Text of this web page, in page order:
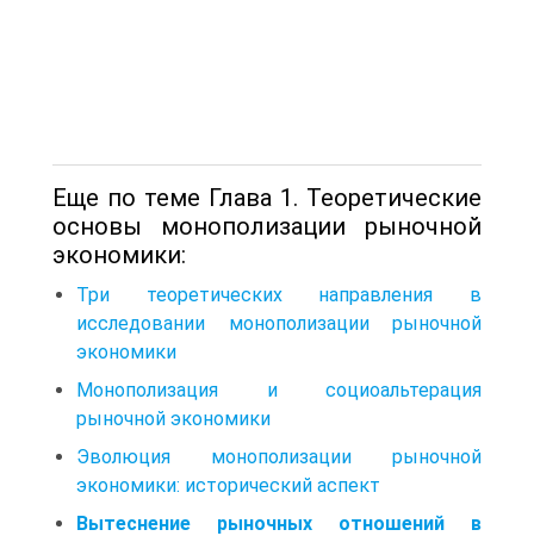
Еще по теме Глава 1. Теоретические
основы монополизации рыночной
экономики:
Три теоретических направления в
исследовании монополизации рыночной
экономики
Монополизация и социоальтерация
рыночной экономики
Эволюция монополизации рыночной
экономики: исторический аспект
Вытеснение рыночных отношений в